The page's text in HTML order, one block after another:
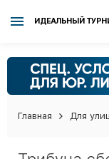
ИДЕАЛЬНЫЙ
Главная Для